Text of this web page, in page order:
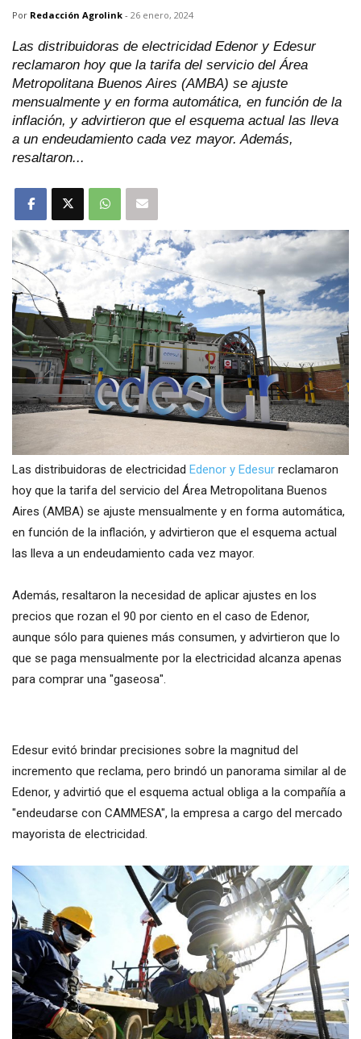
Por Redacción Agrolink - 26 enero, 2024
Las distribuidoras de electricidad Edenor y Edesur
reclamaron hoy que la tarifa del servicio del Área
Metropolitana Buenos Aires (AMBA) se ajuste
mensualmente y en forma automática, en función de la
inflación, y advirtieron que el esquema actual las lleva
a un endeudamiento cada vez mayor. Además,
resaltaron...
Las distribuidoras de electricidad Edenor y Edesur reclamaron
hoy que la tarifa del servicio del Área Metropolitana Buenos
Aires (AMBA) se ajuste mensualmente y en forma automática,
en función de la inflación, y advirtieron que el esquema actual
las lleva a un endeudamiento cada vez mayor.
Además, resaltaron la necesidad de aplicar ajustes en los
precios que rozan el 90 por ciento en el caso de Edenor,
aunque sólo para quienes más consumen, y advirtieron que lo
que se paga mensualmente por la electricidad alcanza apenas
para comprar una "gaseosa".
Edesur evitó brindar precisiones sobre la magnitud del
incremento que reclama, pero brindó un panorama similar al de
Edenor, y advirtió que el esquema actual obliga a la compañía a
"endeudarse con CAMMESA", la empresa a cargo del mercado
mayorista de electricidad.